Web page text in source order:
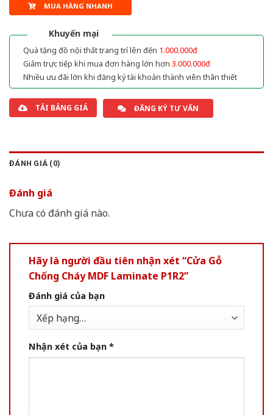
MUA HÀNG NHANH
Khuyến mại
Quà tặng đồ nội thất trang trí lên đến 1.000.000đ
Giảm trực tiếp khi mua đơn hàng lớn hơn 3.000.000đ
Nhiều ưu đãi lớn khi đăng ký tài khoản thành viên thân thiết
TẢI BẢNG GIÁ ĐĂNG KÝ TƯ VẤN
ĐÁNH GIÁ (0)
Đánh giá
Chưa có đánh giá nào.
Hãy là người đầu tiên nhận xét “Cửa Gỗ
Chống Cháy MDF Laminate P1R2”
Đánh giá của bạn
Nhận xét của bạn *